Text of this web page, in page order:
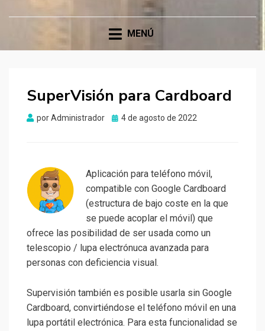
MENÚ
SuperVisión para Cardboard
porAdministrador
Publicado
4 de agosto de 2022
Aplicación para teléfono móvil,
compatible con Google Cardboard
(estructura de bajo coste en la que
se puede acoplar el móvil) que
ofrece las posibilidad de ser usada como un
telescopio / lupa electrónuca avanzada para
personas con deficiencia visual.
Supervisión también es posible usarla sin Google
Cardboard, convirtiéndose el teléfono móvil en una
lupa portátil electrónica. Para esta funcionalidad se